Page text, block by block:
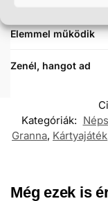
Elemmel működik
Zenél, hangot ad
Kategóriák:
Granna, Kártyajáték
Még ezek is